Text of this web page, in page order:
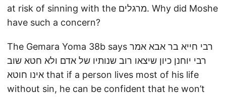
at risk of sinning with the מרגלים. Why did Moshe
have such a concern?
The Gemara Yoma 38b says רבי חייא בר אבא אמר
רבי יוחנן כיון שיצאו רוב שנותיו של אדם ולא חטא שוב
אינו חוטא that if a person lives most of his life
without sin, he can be confident that he won’t